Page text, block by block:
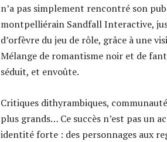
n’a pas simplement rencontré son
montpelliérain Sandfall Interactive,
d’orfèvre du jeu de rôle, grâce à une
Mélange de romantisme noir et de
séduit, et envoûte.
Critiques dithyrambiques,
plus grands… Ce succès n’est pas un
identité forte : des personnages aux